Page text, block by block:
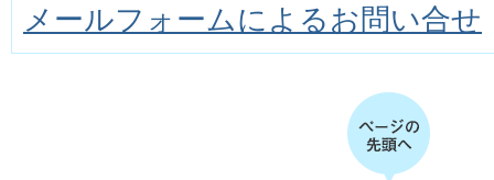
メールフォームによるお問い合せ